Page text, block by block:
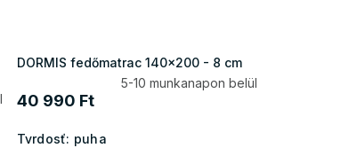
DORMIS fedőmatrac 140x200 - 8 cm
5-10 munkanapon belül
40 990 Ft
Tvrdosť: puha